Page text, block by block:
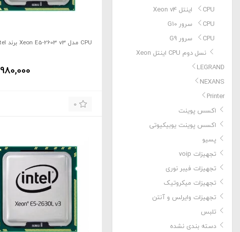
CPU مدل Xeon E5-2603 v3 برند Intel
0
980,000
CPU اینتل Xeon v4
CPU سرور G10
CPU سرور G9
نسل دوم CPU اینتل Xeon
LEGRAND
NEXANS
Printer
اکسس پوینت
اکسس پوینت یوبیکیوتی
پسیو
تجهیزات voip
تجهیزات فیبر نوری
تجهیزات میکروتیک
تجهیزات وایرلس و آنتن
تلبس
دسته بندی نشده